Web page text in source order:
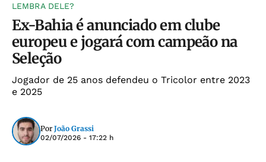
LEMBRA DELE?
Ex-Bahia é anunciado em clube
europeu e jogará com campeão na
Seleção
Jogador de 25 anos defendeu o Tricolor entre 2023
e 2025
Por João Grassi
02/07/2026 - 17:22 h